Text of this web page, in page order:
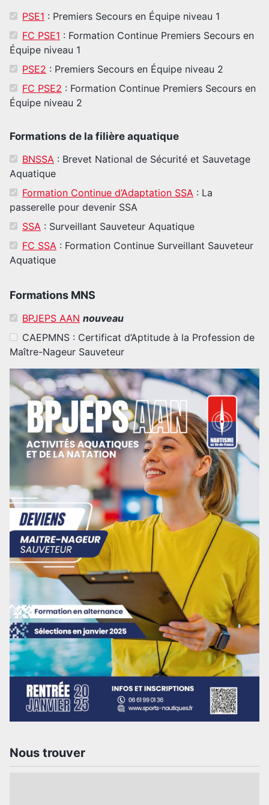
PSE1 : Premiers Secours en Équipe niveau 1
FC PSE1 : Formation Continue Premiers Secours en
Équipe niveau 1
PSE2 : Premiers Secours en Équipe niveau 2
FC PSE2 : Formation Continue Premiers Secours en
Équipe niveau 2
Formations de la filière aquatique
BNSSA : Brevet National de Sécurité et Sauvetage
Aquatique
Formation Continue d’Adaptation SSA : La
passerelle pour devenir SSA
SSA : Surveillant Sauveteur Aquatique
FC SSA : Formation Continue Surveillant Sauveteur
Aquatique
Formations MNS
BPJEPS AAN nouveau
CAEPMNS : Certificat d’Aptitude à la Profession de
Maître-Nageur Sauveteur
Nous trouver